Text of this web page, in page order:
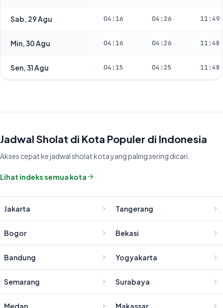
Sab, 29 Agu 04:16 04:26 11:49
Min, 30 Agu 04:16 04:26 11:48
Sen, 31 Agu 04:15 04:25 11:48
Jadwal Sholat di Kota Populer di Indonesia
Akses cepat ke jadwal sholat kota yang paling sering dicari.
Lihat indeks semua kota
Jakarta Tangerang
Bogor Bekasi
Bandung Yogyakarta
Semarang Surabaya
Medan Makassar